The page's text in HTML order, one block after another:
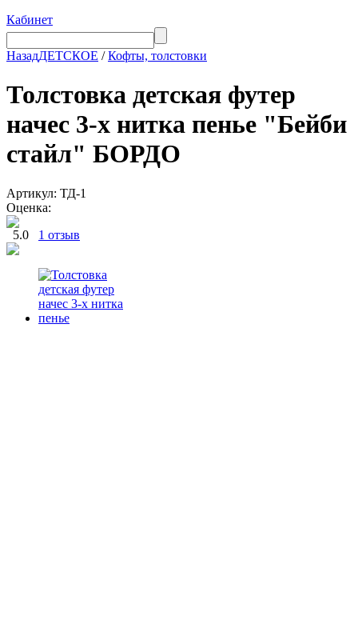
Кабинет
НазадДЕТСКОЕ /Кофты, толстовки
Толстовка детская футер
начес 3-х нитка пенье "Бейби
стайл" БОРДО
Артикул: ТД-1
Оценка:
5.0
1 отзыв